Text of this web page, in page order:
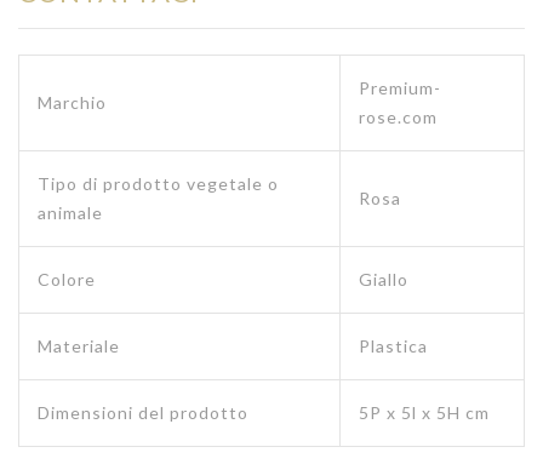
Marchio
Premium-
rose.com
Tipo di prodotto vegetale o
animale
Rosa
Colore Giallo
Materiale Plastica
Dimensioni del prodotto 5P x 5l x 5H cm